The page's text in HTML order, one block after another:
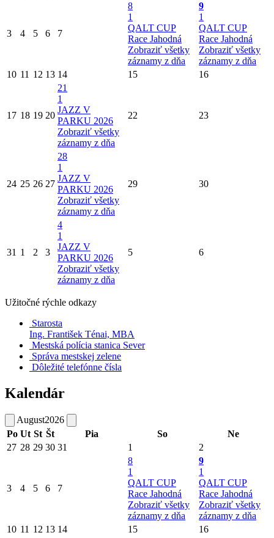
3 4 5 6 7
8
1
QALT CUP
Race Jahodná
Zobraziť všetky
záznamy z dňa
9
1
QALT CUP
Race Jahodná
Zobraziť všetky
záznamy z dňa
10 11 12 13 14 15 16
17 18 19 20
21
1
JAZZ V
PARKU 2026
Zobraziť všetky
záznamy z dňa
22 23
24 25 26 27
28
1
JAZZ V
PARKU 2026
Zobraziť všetky
záznamy z dňa
29 30
31 1 2 3
4
1
JAZZ V
PARKU 2026
Zobraziť všetky
záznamy z dňa
5 6
Užitočné rýchle odkazy
Starosta
Ing. František Ténai, MBA
Mestská polícia stanica Sever
Správa mestskej zelene
Dôležité telefónne čísla
Kalendár
August2026
Po Ut St Št Pia So
Ne
27 28 29 30 31 1 2
3 4 5 6 7
8
1
QALT CUP
Race Jahodná
Zobraziť všetky
záznamy z dňa
9
1
QALT CUP
Race Jahodná
Zobraziť všetky
záznamy z dňa
10 11 12 13 14 15
16